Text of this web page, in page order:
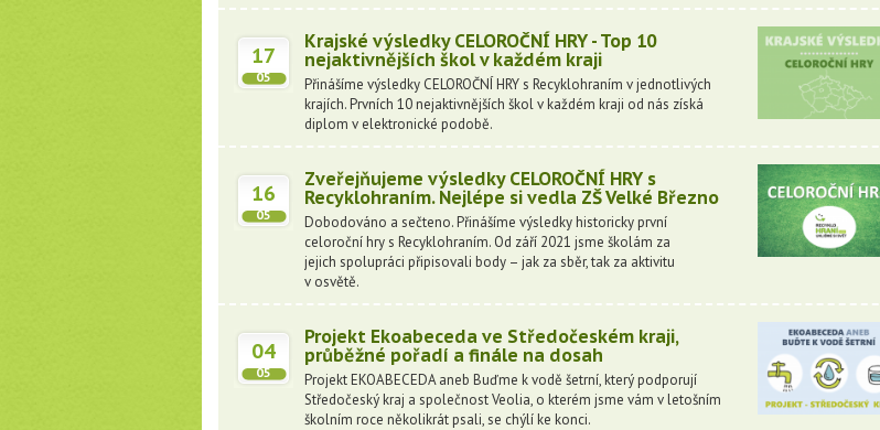
17
05
Krajské výsledky CELOROČNÍ HRY - Top 10
nejaktivnějších škol v každém kraji
Přinášíme výsledky CELOROČNÍ HRY s Recyklohraním v jednotlivých
krajích. Prvních 10 nejaktivnějších škol v každém kraji od nás získá
diplom v elektronické podobě.
16
05
Zveřejňujeme výsledky CELOROČNÍ HRY s
Recyklohraním. Nejlépe si vedla ZŠ Velké Březno
Dobodováno a sečteno. Přinášíme výsledky historicky první
celoroční hry s Recyklohraním. Od září 2021 jsme školám za
jejich spolupráci připisovali body – jak za sběr, tak za aktivitu
v osvětě.
04
05
Projekt Ekoabeceda ve Středočeském kraji,
průběžné pořadí a finále na dosah
Projekt EKOABECEDA aneb Buďme k vodě šetrní, který podporují
Středočeský kraj a společnost Veolia, o kterém jsme vám v letošním
školním roce několikrát psali, se chýlí ke konci.